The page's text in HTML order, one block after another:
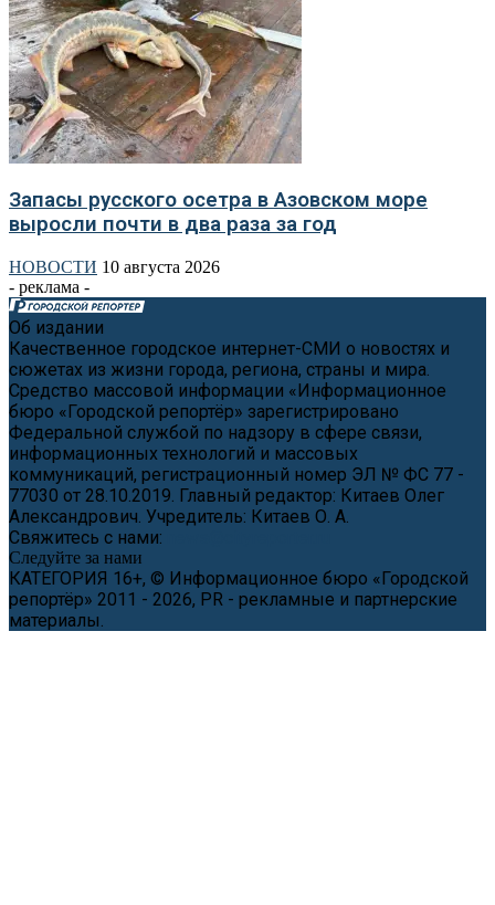
Запасы русского осетра в Азовском море
выросли почти в два раза за год
НОВОСТИ 10 августа 2026
- реклама -
Об издании
Качественное городское интернет-СМИ о новостях и
сюжетах из жизни города, региона, страны и мира.
Средство массовой информации «Информационное
бюро «Городской репортёр» зарегистрировано
Федеральной службой по надзору в сфере связи,
информационных технологий и массовых
коммуникаций, регистрационный номер ЭЛ № ФС 77 -
77030 от 28.10.2019. Главный редактор: Китаев Олег
Александрович. Учредитель: Китаев О. А.
Свяжитесь с нами:
Следуйте за нами
КАТЕГОРИЯ 16+, © Информационное бюро «Городской
репортёр» 2011 - 2026, PR - рекламные и партнерские
материалы.